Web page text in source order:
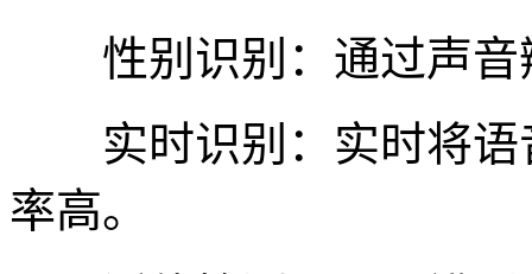
性别识别：通过声音
实时识别：实时将语
率高。